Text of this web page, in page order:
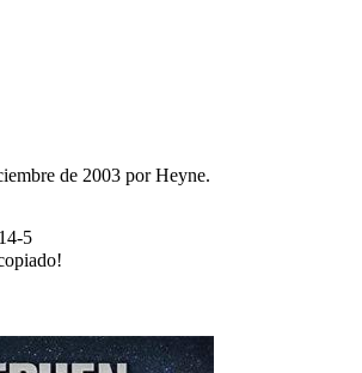
de 2003 por Heyne.
5